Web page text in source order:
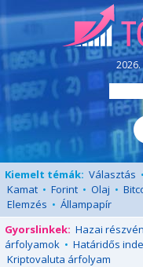
2026.
Kiemelt témák: Választás •
Kamat • Forint • Olaj •
Elemzés • Állampapír
Gyorslinkek: Hazai
árfolyamok • Határidős
Kriptovaluta árfolyam